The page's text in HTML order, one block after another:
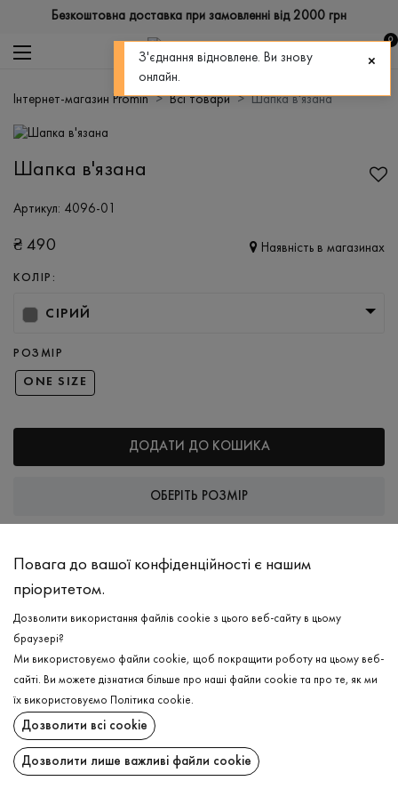
Безкоштовна доставка при замовленні від 2000 грн
0
Інтернет-магазин Promin Всі товари Шапка в'язана
Шапка в'язана
Артикул: 4096-01
₴ 490 Наявність в магазинах
КОЛІР:
СІРИЙ
РОЗМІР
ONE SIZE
ДОДАТИ ДО КОШИКА
ОБЕРІТЬ РОЗМІР
Шапка в'язана
ДОДАТИ ДО КОШИКА
Найбільш необхідний та доречний зимовий аксесуар - тепла та
невеликого додавання ПА, що в поєднані створює
зносостійкий виріб на роки. Форма тримається довгий час, не
розтягуючись. Навіть в холодні дні можливо прикрашати свій
гардероб актуальними цікавими елементами гардероба. В
догляді неймовірно легкий та зручний.
СКЛАД
Модал - 46%, Акрил - 40%, ПА - 14%
ДОСТАВКА
ПОВЕРНЕННЯ
Повага до вашої конфіденційності є нашим
пріоритетом.
Дозволити використання файлів cookie з цього веб-сайту в цьому
браузері?
Ми використовуємо файли cookie, щоб покращити роботу на цьому веб-
сайті. Ви можете дізнатися більше про наші файли cookie та про те, як ми
їх використовуємо
Політика cookie.
Дозволити всі cookie
Дозволити лише важливі файли cookie
З'єднання відновлене. Ви знову
онлайн.